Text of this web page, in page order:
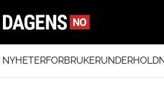
NYHETERFORBRUKER